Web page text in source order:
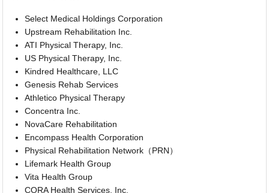
Select Medical Holdings Corporation
Upstream Rehabilitation Inc.
ATI Physical Therapy, Inc.
US Physical Therapy, Inc.
Kindred Healthcare, LLC
Genesis Rehab Services
Athletico Physical Therapy
Concentra Inc.
NovaCare Rehabilitation
Encompass Health Corporation
Physical Rehabilitation Network（PRN）
Lifemark Health Group
Vita Health Group
CORA Health Services, Inc.